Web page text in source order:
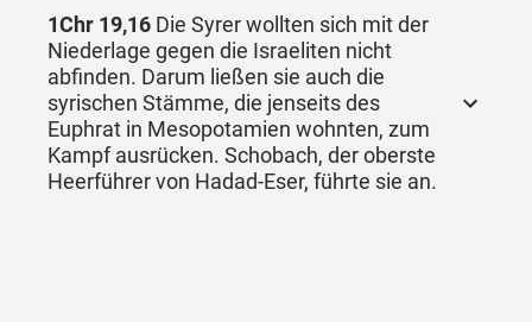
1Chr 19,16 Die Syrer wollten sich mit der
Niederlage gegen die Israeliten nicht
abfinden. Darum ließen sie auch die
syrischen Stämme, die jenseits des
Euphrat in Mesopotamien wohnten, zum
Kampf ausrücken. Schobach, der oberste
Heerführer von Hadad-Eser, führte sie an.